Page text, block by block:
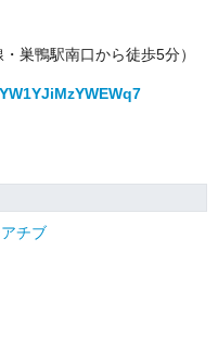
巣鴨駅南口から徒歩5分）
チブ